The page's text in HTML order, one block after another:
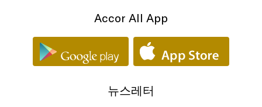
Accor All App
뉴스레터